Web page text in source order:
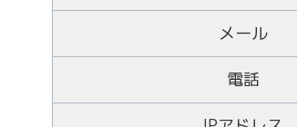
メール
電話